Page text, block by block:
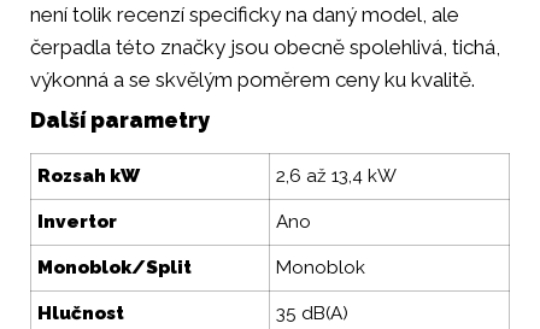
není tolik recenzí specificky na daný model, ale
čerpadla této značky jsou obecně spolehlivá, tichá,
výkonná a se skvělým poměrem ceny ku kvalitě.
Další parametry
Rozsah kW 2,6 až 13,4 kW
Invertor Ano
Monoblok/Split Monoblok
Hlučnost 35 dB(A)